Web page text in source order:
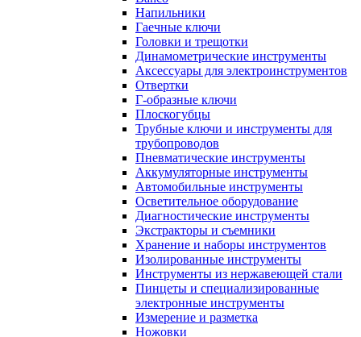
Напильники
Гаечные ключи
Головки и трещотки
Динамометрические инструменты
Аксессуары для электроинструментов
Отвертки
Г-образные ключи
Плоскогубцы
Трубные ключи и инструменты для
трубопроводов
Пневматические инструменты
Аккумуляторные инструменты
Автомобильные инструменты
Осветительное оборудование
Диагностические инструменты
Экстракторы и съемники
Хранение и наборы инструментов
Изолированные инструменты
Инструменты из нержавеющей стали
Пинцеты и специализированные
электронные инструменты
Измерение и разметка
Ножовки